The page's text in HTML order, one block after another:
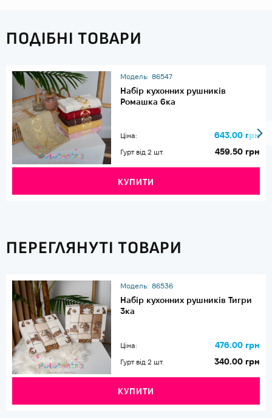
ПОДІБНІ ТОВАРИ
Модель: 86547
Набір кухонних рушників
Ромашка 6ка
Ціна: 643.00 грн
Гурт від 2 шт. 459.50 грн
КУПИТИ
ПЕРЕГЛЯНУТІ ТОВАРИ
Модель: 86536
Набір кухонних рушників Тигри
3ка
Ціна: 476.00 грн
Гурт від 2 шт. 340.00 грн
КУПИТИ